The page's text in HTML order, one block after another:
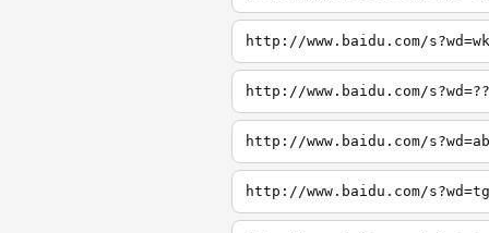
http://www.baidu.com/s?wd=wk
http://www.baidu.com/s?wd=??
http://www.baidu.com/s?wd=ab
http://www.baidu.com/s?wd=tg